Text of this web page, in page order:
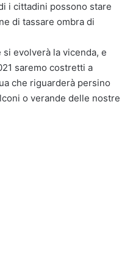
i cittadini possono stare
di tassare ombra di
evolverà la vicenda, e
saremo costretti a
che riguarderà persino
o verande delle nostre